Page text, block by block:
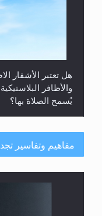
هل تعتبر الأشفار
والأظافر
يُسمح الصلاة بها؟
مفاهيم وتفاسير